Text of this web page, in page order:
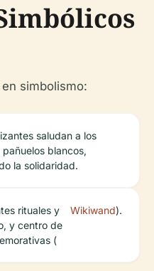
simbolismo:
saludan a los
blancos,
la solidaridad.
rituales y
y centro de
(
Wikiwand).